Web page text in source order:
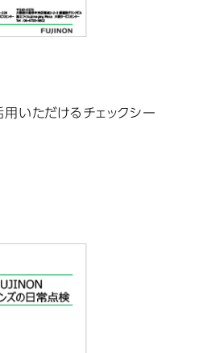
いただけるチェックシー